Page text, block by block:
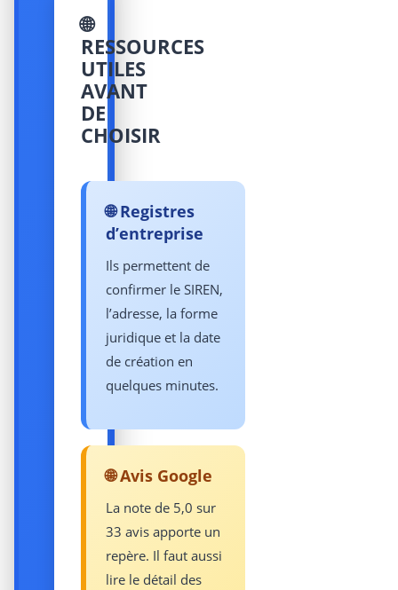
🌐
RESSOURCES
UTILES
AVANT
DE
CHOISIR
🌐 Registres
d’entreprise
Ils permettent de
confirmer le SIREN,
l’adresse, la forme
juridique et la date
de création en
quelques minutes.
🌐 Avis Google
La note de 5,0 sur
33 avis apporte un
repère. Il faut aussi
lire le détail des